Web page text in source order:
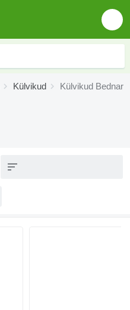
Külvikud Külvikud Bednar